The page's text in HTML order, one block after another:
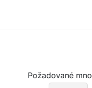
Požadované